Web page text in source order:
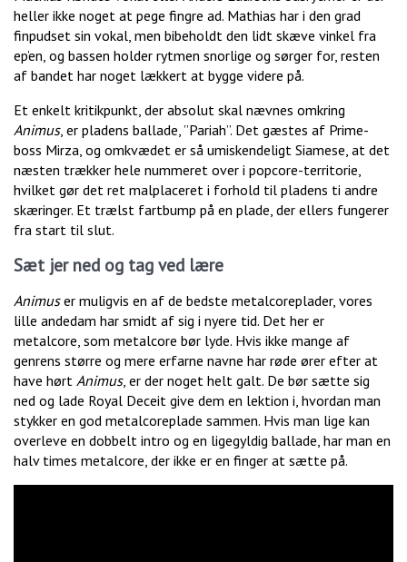
heller ikke noget at pege fingre ad. Mathias har i den grad
finpudset sin vokal, men bibeholdt den lidt skæve vinkel fra
ep’en, og bassen holder rytmen snorlige og sørger for, resten
af bandet har noget lækkert at bygge videre på.
Et enkelt kritikpunkt, der absolut skal nævnes omkring
Animus, er pladens ballade, ”Pariah”. Det gæstes af Prime-
boss Mirza, og omkvædet er så umiskendeligt Siamese, at det
næsten trækker hele nummeret over i popcore-territorie,
hvilket gør det ret malplaceret i forhold til pladens ti andre
skæringer. Et trælst fartbump på en plade, der ellers fungerer
fra start til slut.
Sæt jer ned og tag ved lære
Animuser muligvis en af de bedste metalcoreplader, vores
lille andedam har smidt af sig i nyere tid. Det her er
metalcore, som metalcore bør lyde. Hvis ikke mange af
genrens større og mere erfarne navne har røde ører efter at
have hørt Animus, er der noget helt galt. De bør sætte sig
ned og lade Royal Deceit give dem en lektion i, hvordan man
stykker en god metalcoreplade sammen. Hvis man lige kan
overleve en dobbelt intro og en ligegyldig ballade, har man en
halv times metalcore, der ikke er en finger at sætte på.